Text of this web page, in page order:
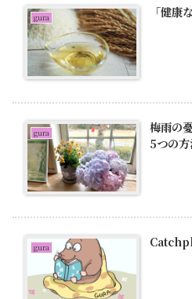
gura 「健康
gura
梅雨の
5つの
gura